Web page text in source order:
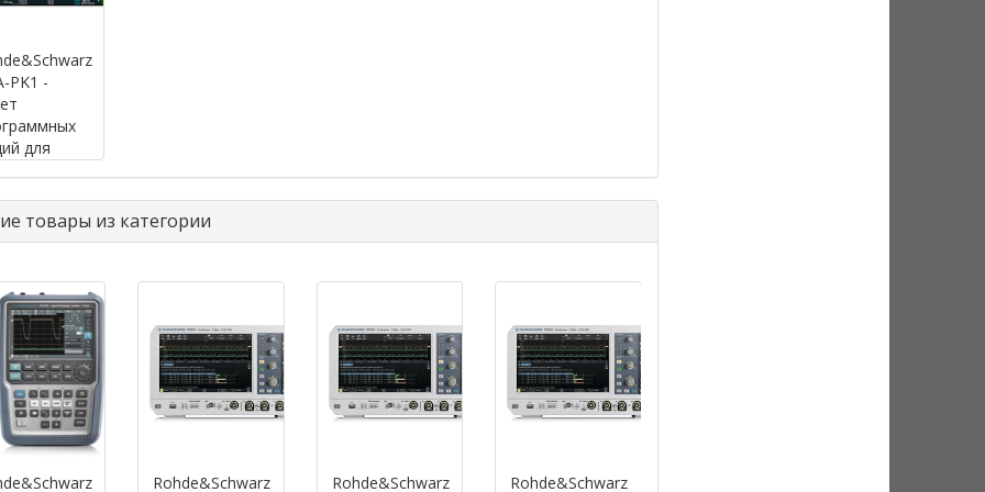
PK1 -
для
(кодтовары из категории
Rohde&Schwarz Rohde&Schwarz Rohde&Schwarz